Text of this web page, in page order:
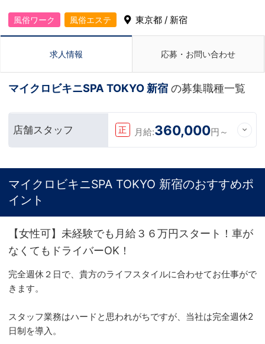
風俗ワーク 風俗エステ 東京都 / 新宿
求人情報 応募・お問い合わせ
マイクロビキニSPA TOKYO 新宿 の募集職種一覧
店舗スタッフ 正 月給:360,000円～
マイクロビキニSPA TOKYO 新宿のおすすめポ
イント
【女性可】未経験でも月給３６万円スタート！車が
なくてもドライバーOK！
完全週休２日で、貴方のライフスタイルに合わせてお仕事がで
きます。
スタッフ業務はハードと思われがちですが、当社は完全週休2
日制を導入。